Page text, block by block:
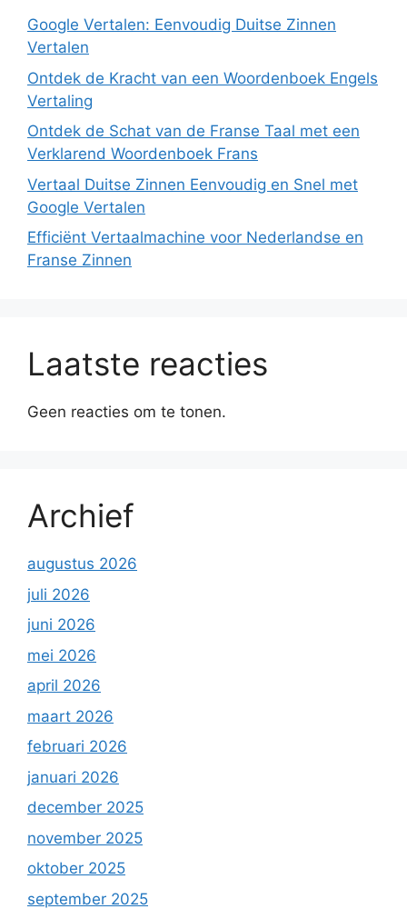
Google Vertalen: Eenvoudig Duitse Zinnen
Vertalen
Ontdek de Kracht van een Woordenboek Engels
Vertaling
Ontdek de Schat van de Franse Taal met een
Verklarend Woordenboek Frans
Vertaal Duitse Zinnen Eenvoudig en Snel met
Google Vertalen
Efficiënt Vertaalmachine voor Nederlandse en
Franse Zinnen
Laatste reacties
Geen reacties om te tonen.
Archief
augustus 2026
juli 2026
juni 2026
mei 2026
april 2026
maart 2026
februari 2026
januari 2026
december 2025
november 2025
oktober 2025
september 2025